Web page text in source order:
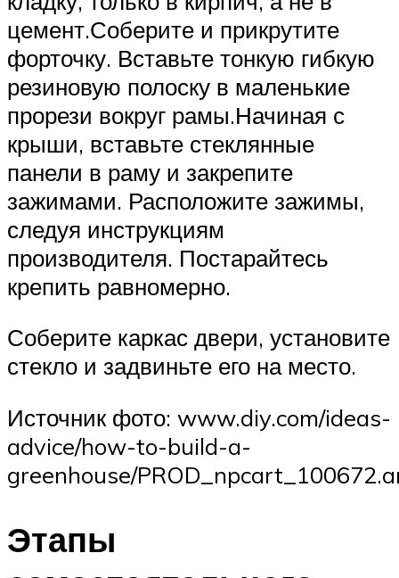
цемент.Соберите и прикрутите
форточку. Вставьте тонкую гибкую
резиновую полоску в маленькие
прорези вокруг рамы.Начиная с
крыши, вставьте стеклянные
панели в раму и закрепите
зажимами. Расположите зажимы,
следуя инструкциям
производителя. Постарайтесь
крепить равномерно.
Соберите каркас двери, установите
стекло и задвиньте его на место.
Источник фото: www.diy.com/ideas-
advice/how-to-build-a-
greenhouse/
Этапы